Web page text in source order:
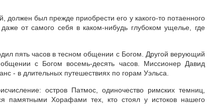
был прежде приобрести его у какого-то потаенного
от самого себя в каком-нибудь глубоком ущелье, где
пять часов в тесном общении с Богом. Другой верующий
с Богом восемь-десять часов. Миссионер Давид
- в длительных путешествиях по горам Уэльса.
остров Патмос, одиночество римских темниц,
памятными Хорафами тех, кто стоял у истоков нашего